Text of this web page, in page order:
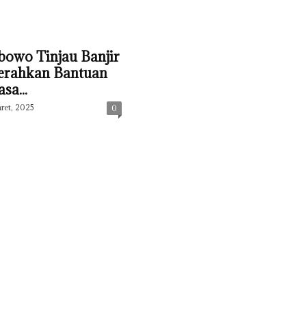
Tinjau Banjir
Bantuan
2025 0